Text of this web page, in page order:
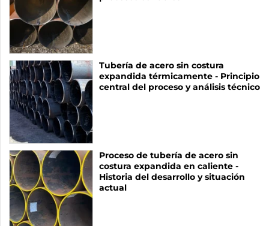
Tubería de acero sin costura
expandida térmicamente - Principio
central del proceso y análisis técnico
Proceso de tubería de acero sin
costura expandida en caliente -
Historia del desarrollo y situación
actual